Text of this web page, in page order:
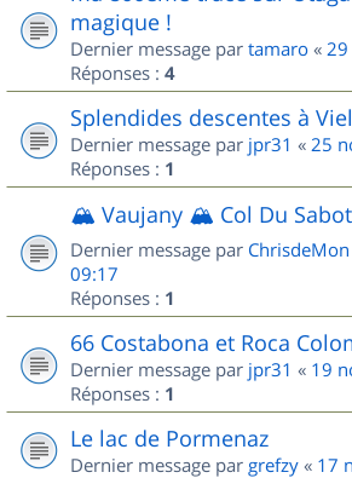
magique !
Dernier message par tamaro « 29
Réponses : 4
Splendides descentes à
Dernier message par jpr31 « 25
Réponses : 1
🏔️ Vaujany 🏔️ Col Du Sabot
Dernier message par ChrisdeMon
09:17
Réponses : 1
66 Costabona et Roca
Dernier message par jpr31 « 19
Réponses : 1
Le lac de Pormenaz
Dernier message par grefzy « 17